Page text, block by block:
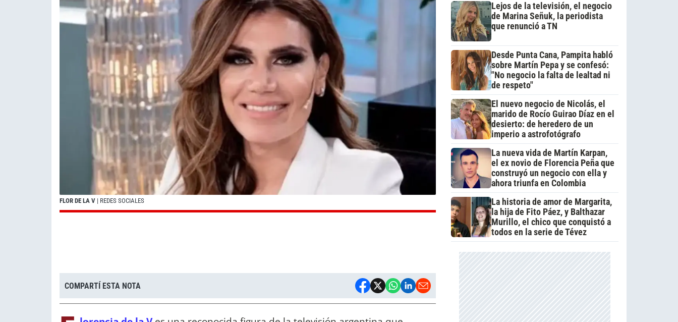
FLOR DE LA V | REDES SOCIALES
COMPARTÍ ESTA NOTA
Lejos de la televisión, el negocio
de Marina Señuk, la periodista
que renunció a TN
Desde Punta Cana, Pampita habló
sobre Martín Pepa y se confesó:
"No negocio la falta de lealtad ni
de respeto"
El nuevo negocio de Nicolás, el
marido de Rocío Guirao Díaz en el
desierto: de heredero de un
imperio a astrofotógrafo
La nueva vida de Martín Karpan,
el ex novio de Florencia Peña que
construyó un negocio con ella y
ahora triunfa en Colombia
La historia de amor de Margarita,
la hija de Fito Páez, y Balthazar
Murillo, el chico que conquistó a
todos en la serie de Tévez